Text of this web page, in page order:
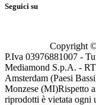
Seguici su
Copyright
P.Iva 03976881007 -
Mediamond S.p.A. -
Amsterdam (Paesi
Monzese (MI)Rispetto
riprodotti è vietata ogni